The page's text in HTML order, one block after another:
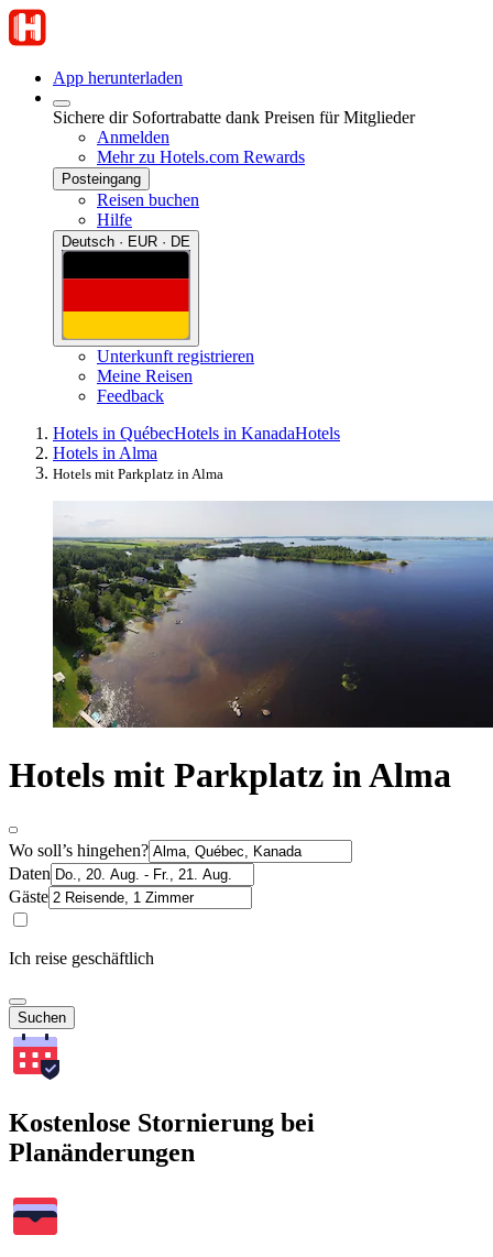
App herunterladen
Sichere dir Sofortrabatte dank Preisen für Mitglieder
Anmelden
Mehr zu Hotels.com Rewards
Posteingang
Reisen buchen
Hilfe
Deutsch · EUR · DE
Unterkunft registrieren
Meine Reisen
Feedback
Hotels in QuébecHotels in KanadaHotels
Hotels in Alma
Hotels mit Parkplatz in Alma
Hotels mit Parkplatz in Alma
Wo soll’s hingehen?
Daten
Gäste
Ich reise geschäftlich
Suchen
Kostenlose Stornierung bei
Planänderungen